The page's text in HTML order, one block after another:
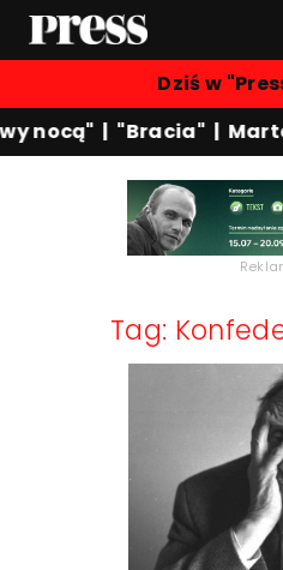
Dziś w
nocą"| "Bracia"|
Tag: